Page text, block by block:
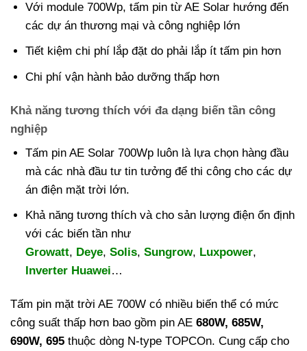
Với module 700Wp, tấm pin từ AE Solar hướng đến
các dự án thương mại và công nghiệp lớn
Tiết kiệm chi phí lắp đặt do phải lắp ít tấm pin hơn
Chi phí vận hành bảo dưỡng thấp hơn
Khả năng tương thích với đa dạng biến tần công
nghiệp
Tấm pin AE Solar 700Wp luôn là lựa chọn hàng đầu
mà các nhà đầu tư tin tưởng để thi công cho các dự
án điện mặt trời lớn.
Khả năng tương thích và cho sản lượng điện ổn định
với các biến tần như
Growatt, Deye,Solis,Sungrow, Luxpower,
Inverter Huawei…
Tấm pin mặt trời AE 700W có nhiều biến thể có mức
công suất thấp hơn bao gồm pin AE 680W, 685W,
690W, 695 thuộc dòng N-type TOPCOn. Cung cấp cho